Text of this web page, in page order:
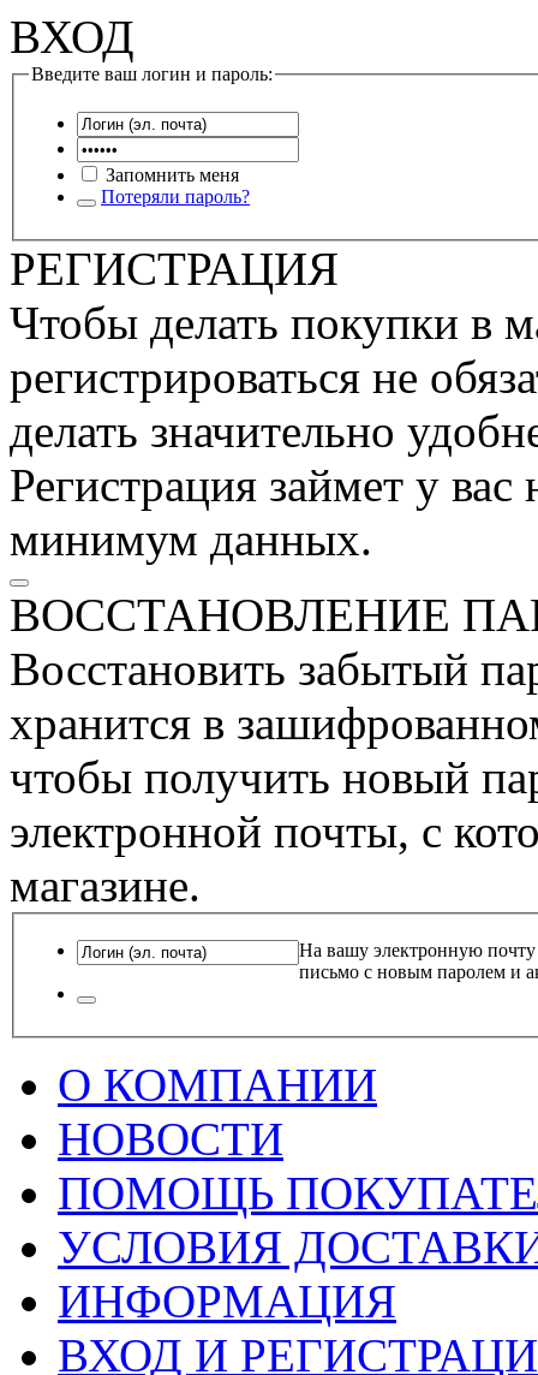
ВХОД
Введите ваш логин и пароль:
Запомнить меня
Потеряли пароль?
РЕГИСТРАЦИЯ
Чтобы делать покупки в
регистрироваться не
делать значительно
Регистрация займет у
минимум данных.
ВОССТАНОВЛЕНИЕ
Восстановить забытый
хранится в
чтобы получить новый
электронной почты, с
магазине.
На вашу электронную почту
письмо с новым паролем и
О КОМПАНИИ
НОВОСТИ
ПОМОЩЬ
УСЛОВИЯ
ИНФОРМАЦИЯ
ВХОД И